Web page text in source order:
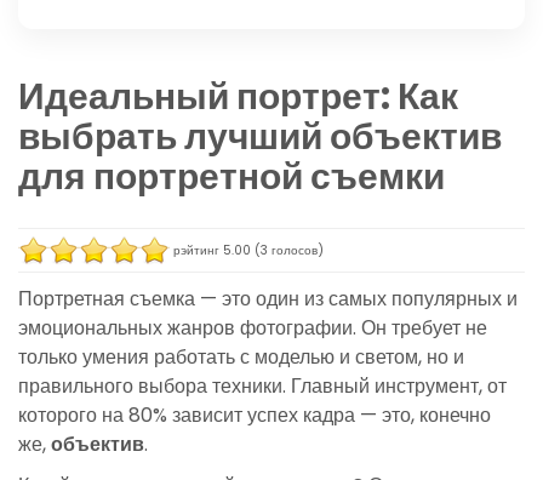
Идеальный портрет: Как
выбрать лучший объектив
для портретной съемки
рэйтинг 5.00 (3 голосов)
Портретная съемка — это один из самых популярных и
эмоциональных жанров фотографии. Он требует не
только умения работать с моделью и светом, но и
правильного выбора техники. Главный инструмент, от
которого на 80% зависит успех кадра — это, конечно
же,объектив.